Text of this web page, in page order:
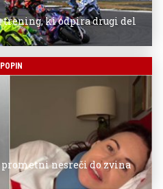
trening, ki odpira drugi del
POPIN
prometni nesreči do zvina